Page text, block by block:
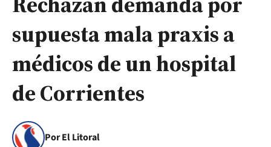
supuesta mala praxis a
médicos de un hospital
de Corrientes
Por El Litoral